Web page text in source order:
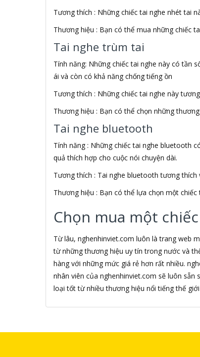
AIPTEK
Air Mouse
Airmouse
AIRPORT
AKAI
Aker
AKG
Akino
AKIRA
Akus
Alctron
Alfa Romeo
ALGOZ
Allen Heath
ALLOYSEED
Alphun
Alps
AMAZON
AmazonBasics
AMD
Ami
Amkov
AMP
AMPED WIRELESS
Tương thích : Những chiếc tai nghe nhét tai
Thương hiệu : Bạn có thể mua những chiếc
Tai nghe trùm tai
Tính năng: Những chiếc tai nghe này có tần
ái và còn có khả năng chống tiếng ồn
Tương thích : Những chiếc tai nghe này
Thương hiệu : Bạn có thể chọn những
Tai nghe bluetooth
Tính năng : Những chiếc tai nghe bluetooth
quả thích hợp cho cuộc nói chuyện dài.
Tương thích : Tai nghe bluetooth tương thích
Thương hiệu : Bạn có thể lựa chọn một
Chọn mua một
Từ lâu, nghenhinviet.com luôn là trang web
từ những thương hiệu uy tín trong nước và
hàng với những mức giá rẻ hơn rất nhiều.
nhân viên của nghenhinviet.com sẽ luôn
loại tốt từ nhiều thương hiệu nổi tiếng thế